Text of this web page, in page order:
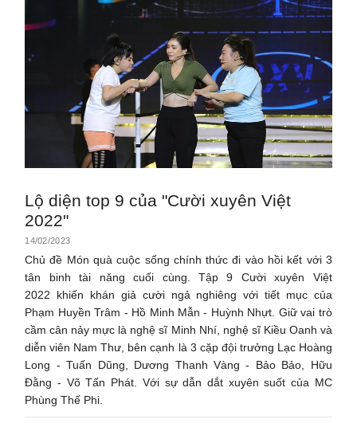
Lộ diện top 9 của "Cười xuyên Việt
2022"
14/02/2023
Chủ đề Món quà cuộc sống chính thức đi vào hồi kết với 3
tân binh tài năng cuối cùng. Tập 9 Cười xuyên Việt
2022 khiến khán giả cười ngả nghiêng với tiết mục của
Phạm Huyền Trâm - Hồ Minh Mẫn - Huỳnh Nhựt. Giữ vai trò
cầm cân nảy mực là nghệ sĩ Minh Nhí, nghệ sĩ Kiều Oanh và
diễn viên Nam Thư, bên cạnh là 3 cặp đội trưởng Lạc Hoàng
Long - Tuấn Dũng, Dương Thanh Vàng - Bảo Bảo, Hữu
Đằng - Võ Tấn Phát. Với sự dẫn dắt xuyên suốt của MC
Phùng Thế Phi.